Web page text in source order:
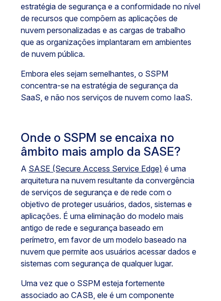
estratégia de segurança e a conformidade no nível
de recursos que compõem as aplicações de
nuvem personalizadas e as cargas de trabalho
que as organizações implantaram em ambientes
de nuvem pública.
Embora eles sejam semelhantes, o SSPM
concentra-se na estratégia de segurança da
SaaS, e não nos serviços de nuvem como IaaS.
Onde o SSPM se encaixa no
âmbito mais amplo da SASE?
A SASE (Secure Access Service Edge) é uma
arquitetura na nuvem resultante da convergência
de serviços de segurança e de rede com o
objetivo de proteger usuários, dados, sistemas e
aplicações. É uma eliminação do modelo mais
antigo de rede e segurança baseado em
perímetro, em favor de um modelo baseado na
nuvem que permite aos usuários acessar dados e
sistemas com segurança de qualquer lugar.
Uma vez que o SSPM esteja fortemente
associado ao CASB, ele é um componente